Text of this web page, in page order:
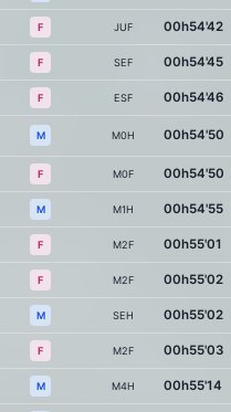
F JUF 00h54'42
F SEF 00h54'45
F ESF 00h54'46
M M0H 00h54'50
F M0F 00h54'50
M M1H 00h54'55
F M2F 00h55'01
F M2F 00h55'02
M SEH 00h55'02
F M2F 00h55'03
M M4H 00h55'14